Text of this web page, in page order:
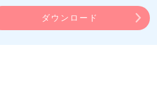
ダウンロード